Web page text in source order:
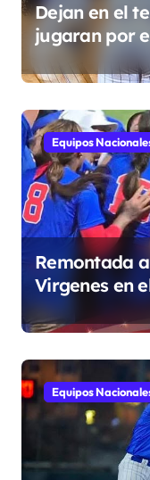
Dejan en el
jugaran por
Equipos
Remontada
Virgenes en
Super Ronda
Equipos